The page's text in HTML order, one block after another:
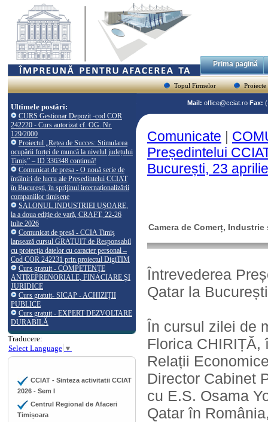
Prima pagină
Topul Firmelor Proiecte
Ultimele postări:
CURS Gestionar Depozit -cod COR
242220 - Curs autorizat cf. OG. Nr.
129/2000
Proiectul „Rețea de Succes: Stimularea
ocupării forței de muncă la nivelul județului
Timiș” – ID 336348 continuă!
Comunicat de presa - O nouă serie de
întâlniri de lucru ale Președintelui CCIAT
în București, în sprijinul internaționalizării
companiilor timișene
SALONUL INDUSTRIEI UȘOARE,
la a doua ediție de vară, CRAFT, 22-26
iulie 2026
Comunicat de presă - CCIA Timiș
lansează cursul GRATUIT de Responsabil
cu protecția datelor cu caracter personal –
Cod COR 242231 prin proiectul DigiTIM
Curs gratuit - COMPETENŢE
ANTREPRENORIALE, FINACIARE ŞI
JURIDICE
Curs gratuit- SICAP - ACHIZIŢII
PUBLICE
Curs gratuit - EXPERT DEZVOLTARE
DURABILĂ
Traducere:
Select Language ▼
CCIAT - Sinteza activitatii CCIAT
2026 - Sem I
Centrul Regional de Afaceri
Timișoara
Mail: office@cciat.ro Fax:
Comunicate |
Președintelui
București, 23
Camera de Comerț,
Întrevederea
Qatar la București
În cursul zilei de
Florica CHIRIȚĂ,
Relații
Director Cabinet
cu E.S. Osama
Qatar în